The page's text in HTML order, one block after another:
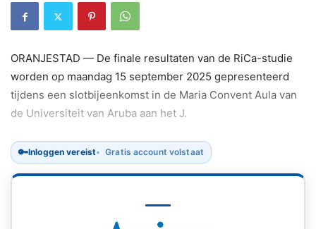
ORANJESTAD — De finale resultaten van de RiCa-studie
worden op maandag 15 september 2025 gepresenteerd
tijdens een slotbijeenkomst in de Maria Convent Aula van
de Universiteit van Aruba aan het J.
🔑Inloggen vereist Gratis account volstaat